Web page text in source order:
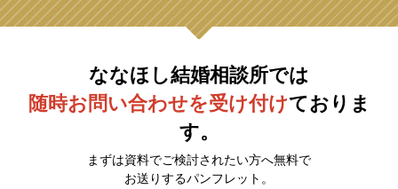
ななほし結婚相談所では
随時お問い合わせを受け付けておりま
す。
まずは資料でご検討されたい方へ無料で
お送りするパンフレット。